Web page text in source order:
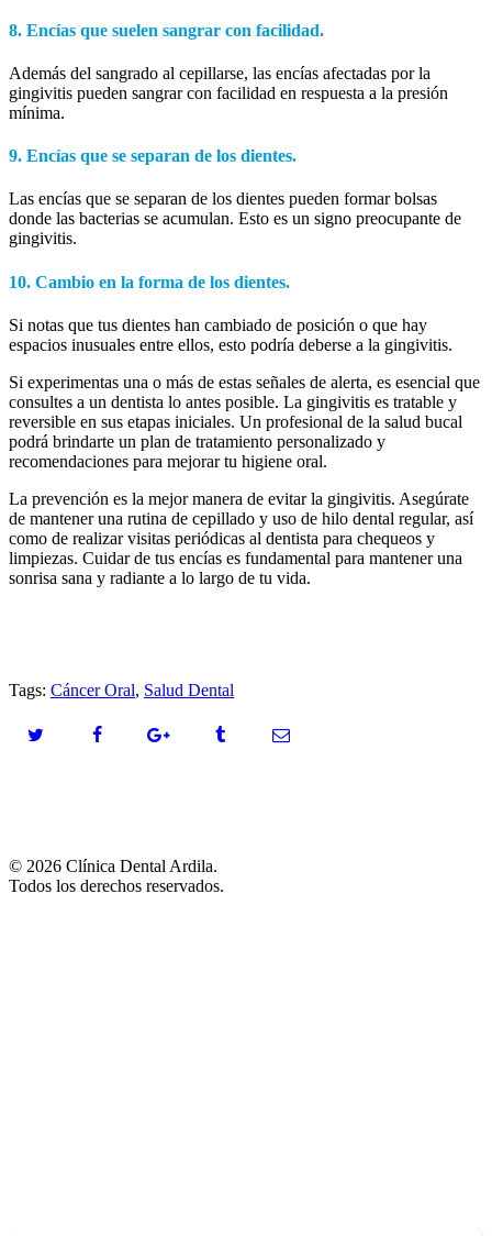
8. Encías que suelen sangrar con facilidad.
Además del sangrado al cepillarse, las encías afectadas por la
gingivitis pueden sangrar con facilidad en respuesta a la presión
mínima.
9. Encías que se separan de los dientes.
Las encías que se separan de los dientes pueden formar bolsas
donde las bacterias se acumulan. Esto es un signo preocupante de
gingivitis.
10. Cambio en la forma de los dientes.
Si notas que tus dientes han cambiado de posición o que hay
espacios inusuales entre ellos, esto podría deberse a la gingivitis.
Si experimentas una o más de estas señales de alerta, es esencial que
consultes a un dentista lo antes posible. La gingivitis es tratable y
reversible en sus etapas iniciales. Un profesional de la salud bucal
podrá brindarte un plan de tratamiento personalizado y
recomendaciones para mejorar tu higiene oral.
La prevención es la mejor manera de evitar la gingivitis. Asegúrate
de mantener una rutina de cepillado y uso de hilo dental regular, así
como de realizar visitas periódicas al dentista para chequeos y
limpiezas. Cuidar de tus encías es fundamental para mantener una
sonrisa sana y radiante a lo largo de tu vida.
Tags: Cáncer Oral, Salud Dental
© 2026 Clínica Dental Ardila.
Todos los derechos reservados.